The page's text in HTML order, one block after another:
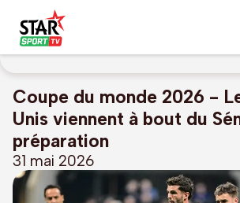
Coupe du monde 2026 -
Unis viennent à bout du
préparation
31 mai 2026